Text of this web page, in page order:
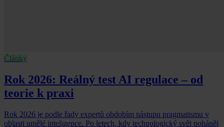
Články
Rok 2026: Reálný test AI regulace – od
teorie k praxi
Rok 2026 je podle řady expertů obdobím nástupu pragmatismu v
oblasti umělé inteligence. Po letech, kdy technologický svět poháněl